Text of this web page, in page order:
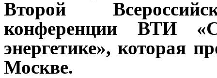
Второй
конференции ВТИ
энергетике», которая
Москве.